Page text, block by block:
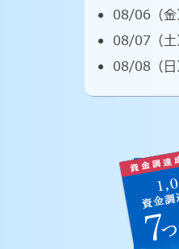
08/06（
08/07（
08/08（